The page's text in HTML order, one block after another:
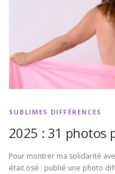
SUBLIMES DIFFÉRENCES
2025 : 31 photos
Pour montrer ma solidarité
était osé : publié une photo